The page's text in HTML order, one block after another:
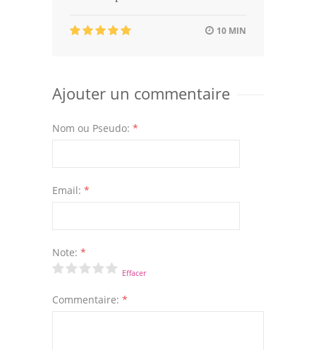
10 MIN
Ajouter un commentaire
Nom ou Pseudo: *
Email: *
Note: *
Effacer
Commentaire: *